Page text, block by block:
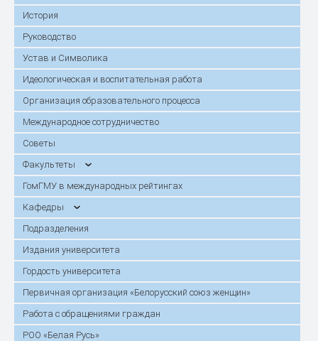
История
Руководство
Устав и Символика
Идеологическая и воспитательная работа
Организация образовательного процесса
Международное сотрудничество
Советы
Факультеты
ГомГМУ в международных рейтингах
Кафедры
Подразделения
Издания университета
Гордость университета
Первичная организация «Белорусский союз женщин»
Работа с обращениями граждан
РОО «Белая Русь»